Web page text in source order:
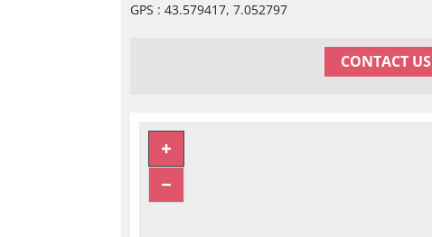
GPS : 43.579417, 7.052797
CONTACT US